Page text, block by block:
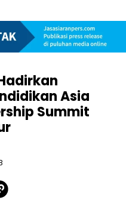
Asia
Summit